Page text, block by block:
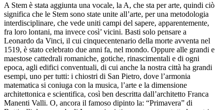
A Stem è stata aggiunta una vocale, la A, che sta per arte, quindi ciò
significa che le Stem sono state unite all’arte, per una metodologia
interdisciplinare, che vede uniti campi del sapere, apparentemente,
fra loro lontani, ma invece così’ vicini. Basti solo pensare a
Leonardo da Vinci, il cui cinquecentenario della morte avventa nel
1519, è stato celebrato due anni fa, nel mondo. Oppure alle grandi e
maestose cattedrali romaniche, gotiche, rinascimentali e di ogni
epoca, agli edifici conventuali, di cui anche la nostra città ha grandi
esempi, uno per tutti: i chiostri di San Pietro, dove l’armonia
matematica si coniuga con la musica, l’arte e la dimensione
architettonica e scientifica, così ben descritta dall’architetto Franca
Manenti Valli. O, ancora il famoso dipinto la: “Primavera” di